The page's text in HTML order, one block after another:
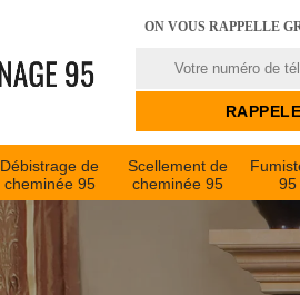
ON VOUS RAPPELLE
Débistrage de
cheminée 95
Scellement de
cheminée 95
95